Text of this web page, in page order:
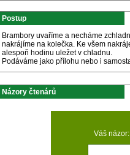
Postup
Brambory uvaříme a necháme
nakrájíme na kolečka. Ke všem
alespoň hodinu uležet v chladnu.
Podáváme jako přílohu nebo i
Názory čtenárů
Váš názor: